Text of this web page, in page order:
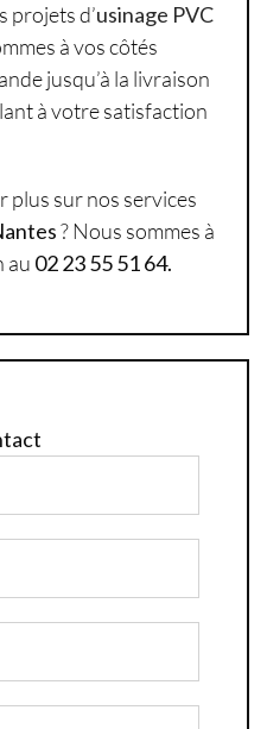
projets d’usinage PVC
à vos côtés
jusqu’à la livraison
à votre satisfaction
plus sur nos services
? Nous sommes à
au 02 23 55 51 64.